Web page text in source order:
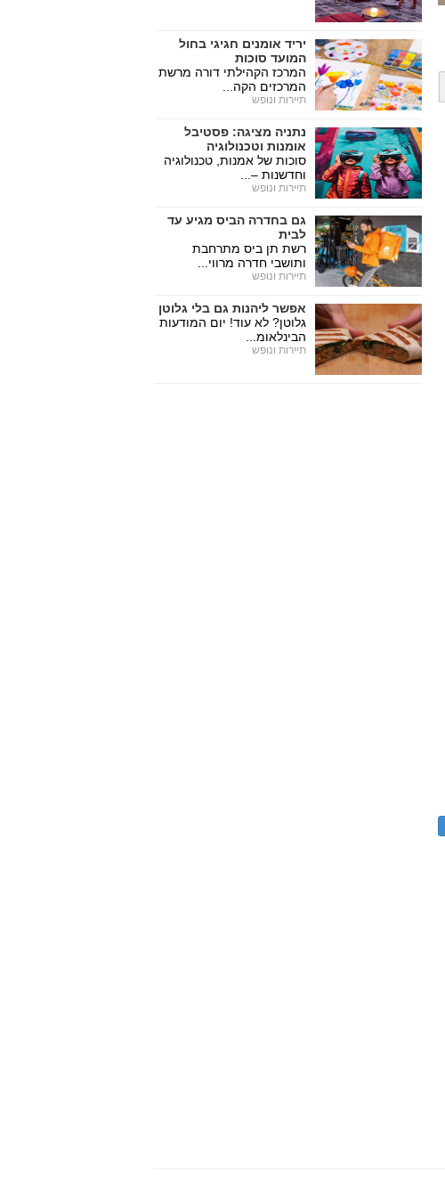
יריד אומנים חגיגי בחול
המועד סוכות
המרכז הקהילתי דורה מרשת
המרכזים הקה...
תיירות ונופש
נתניה מציגה: פסטיבל
אומנות וטכנולוגיה
סוכות של אמנות, טכנולוגיה
וחדשנות –...
תיירות ונופש
גם בחדרה הביס מגיע עד
לבית
רשת תן ביס מתרחבת
ותושבי חדרה מרווי...
תיירות ונופש
אפשר ליהנות גם בלי גלוטן
גלוטן? לא עוד! יום המודעות
הבינלאומ...
תיירות ונופש